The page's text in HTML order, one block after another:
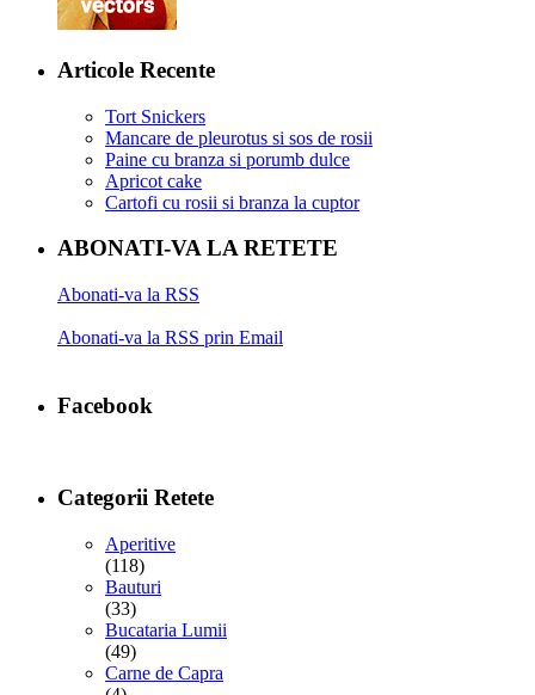
Articole Recente
Tort Snickers
Mancare de pleurotus si sos de rosii
Paine cu branza si porumb dulce
Apricot cake
Cartofi cu rosii si branza la cuptor
ABONATI-VA LA RETETE
Abonati-va la RSS
Abonati-va la RSS prin Email
Facebook
Categorii Retete
Aperitive
(118)
Bauturi
(33)
Bucataria Lumii
(49)
Carne de Capra